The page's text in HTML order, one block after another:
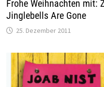
Frohe Weihnachten mit:
Jinglebells Are Gone
25. Dezember 2011